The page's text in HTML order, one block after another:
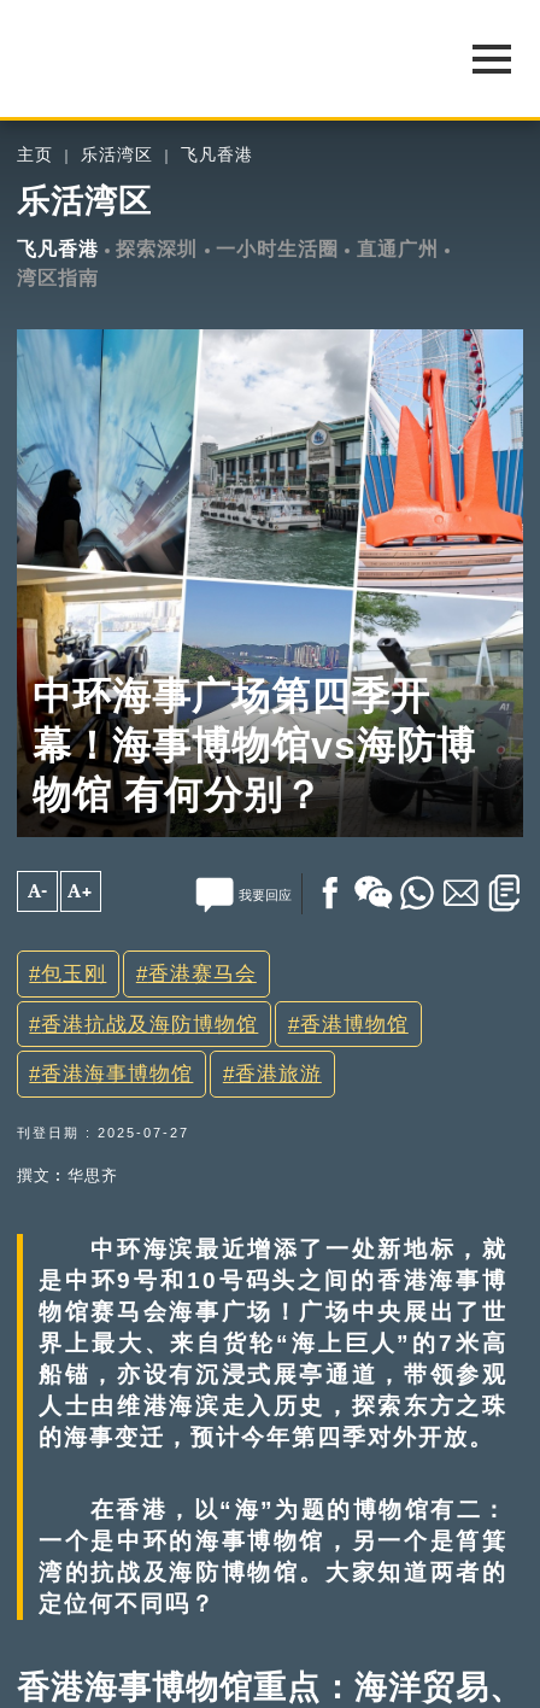
主页 乐活湾区 飞凡香港
乐活湾区
飞凡香港 探索深圳 一小时生活圈
直通广州
湾区指南
中环海事广场第四季开
幕！海事博物馆vs海防博
物馆 有何分别？
A- A+ 我要回应
包玉刚 香港赛马会
香港抗战及海防博物馆 香港博物馆
香港海事博物馆 香港旅游
刊登日期 : 2025-07-27
撰文︰华思齐
中环海滨最近增添了一处新地标，就
是中环9号和10号码头之间的香港海事博
物馆赛马会海事广场！广场中央展出了世
界上最大、来自货轮“海上巨人”的7米高
船锚，亦设有沉浸式展亭通道，带领参观
人士由维港海滨走入历史，探索东方之珠
的海事变迁，预计今年第四季对外开放。
在香港，以“海”为题的博物馆有二：
一个是中环的海事博物馆，另一个是筲箕
湾的抗战及海防博物馆。大家知道两者的
定位何不同吗？
香港海事博物馆重点：海洋贸易、